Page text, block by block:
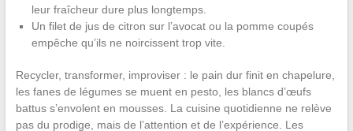
leur fraîcheur dure plus longtemps.
Un filet de jus de citron sur l’avocat ou la pomme coupés
empêche qu’ils ne noircissent trop vite.
Recycler, transformer, improviser : le pain dur finit en chapelure,
les fanes de légumes se muent en pesto, les blancs d’œufs
battus s’envolent en mousses. La cuisine quotidienne ne relève
pas du prodige, mais de l’attention et de l’expérience. Les